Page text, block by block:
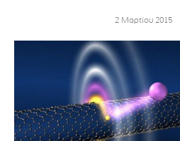
2 Μαρτίου 2015